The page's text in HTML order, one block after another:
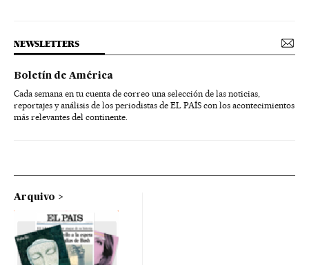
NEWSLETTERS
Boletín de América
Cada semana en tu cuenta de correo una selección de las noticias,
reportajes y análisis de los periodistas de EL PAÍS con los acontecimientos
más relevantes del continente.
Arquivo